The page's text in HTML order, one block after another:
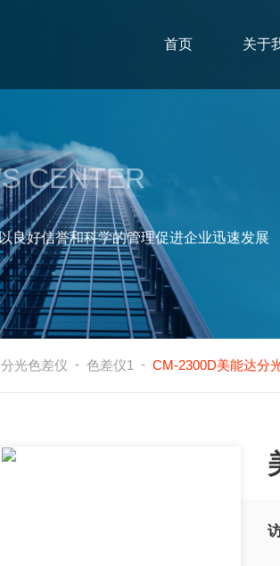
首页 关于
CENTER
良好信誉和科学的管理促进企业迅速发展
光色差仪 - 色差仪1 - CM-2300D美能达分